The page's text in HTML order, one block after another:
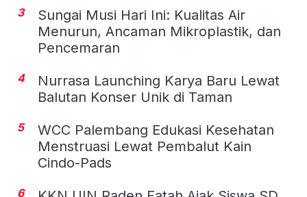
3
Sungai Musi Hari Ini: Kualitas Air
Menurun, Ancaman Mikroplastik, dan
Pencemaran
4
Nurrasa Launching Karya Baru Lewat
Balutan Konser Unik di Taman
5
WCC Palembang Edukasi Kesehatan
Menstruasi Lewat Pembalut Kain
Cindo-Pads
6